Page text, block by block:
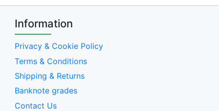
Information
Privacy & Cookie Policy
Terms & Conditions
Shipping & Returns
Banknote grades
Contact Us